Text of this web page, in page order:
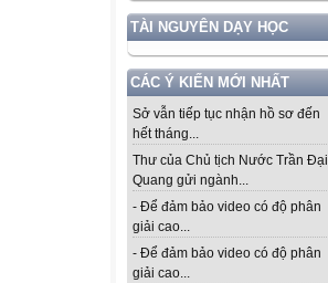
TÀI NGUYÊN DẠY HỌC
CÁC Ý KIẾN MỚI NHẤT
Sở vẫn tiếp tục nhận hồ sơ đến
hết tháng...
Thư của Chủ tịch Nước Trần Đại
Quang gửi ngành...
- Để đảm bảo video có độ phân
giải cao...
- Để đảm bảo video có độ phân
giải cao...